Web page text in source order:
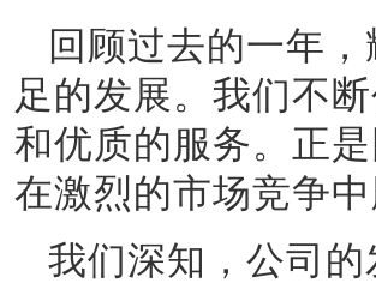
回顾过去的一年
足的发展。我们不
和优质的服务。正
在激烈的市场竞争
我们深知，公司